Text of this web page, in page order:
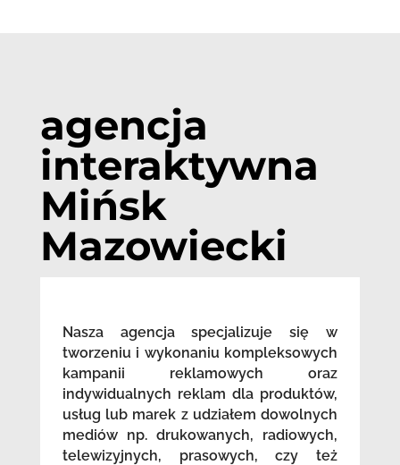
agencja
interaktywna
Mińsk
Mazowiecki
Nasza agencja specjalizuje się w
tworzeniu i wykonaniu kompleksowych
kampanii reklamowych oraz
indywidualnych reklam dla produktów,
usług lub marek z udziałem dowolnych
mediów np. drukowanych, radiowych,
telewizyjnych, prasowych, czy też